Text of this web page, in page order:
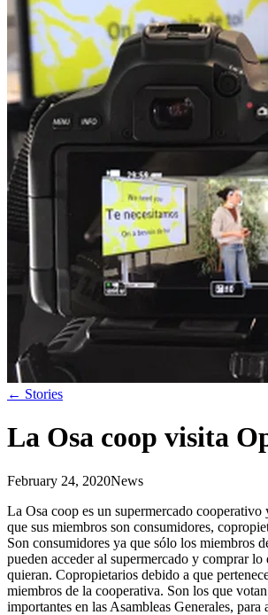
← Stories
La Osa coop visita
February 24, 2020News
La Osa coop es un supermercado
que sus miembros son consumidores,
Son consumidores ya que sólo los miembros
pueden acceder al supermercado y comprar lo
quieran. Copropietarios debido a que
miembros de la cooperativa. Son los que
importantes en las Asambleas Generales, para